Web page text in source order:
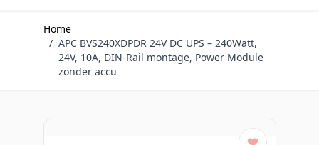
Home
/ APC BVS240XDPDR 24V DC UPS – 240Watt,
24V, 10A, DIN-Rail montage, Power Module
zonder accu